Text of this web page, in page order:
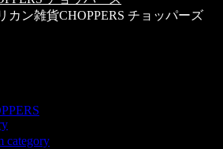
カン雑貨CHOPPERS チョッパーズ
category